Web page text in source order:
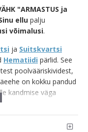
"ARMASTUS ja
ellu palju
võimalusi.
ja Suitskvartsi
Hematiidi pärlid. See
poolvääriskividest,
on kokku pandud
kandmise väga